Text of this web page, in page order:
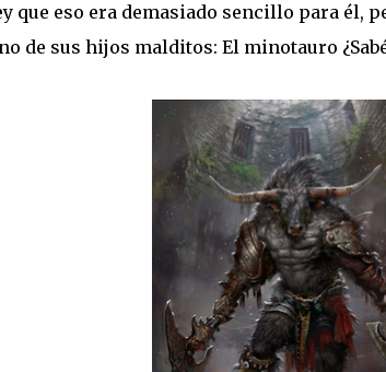
que eso era demasiado sencillo para él,
de sus hijos malditos: El minotauro